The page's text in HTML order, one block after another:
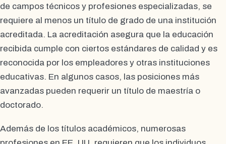
de campos técnicos y profesiones especializadas, se
requiere al menos un título de grado de una institución
acreditada. La acreditación asegura que la educación
recibida cumple con ciertos estándares de calidad y es
reconocida por los empleadores y otras instituciones
educativas. En algunos casos, las posiciones más
avanzadas pueden requerir un título de maestría o
doctorado.
Además de los títulos académicos, numerosas